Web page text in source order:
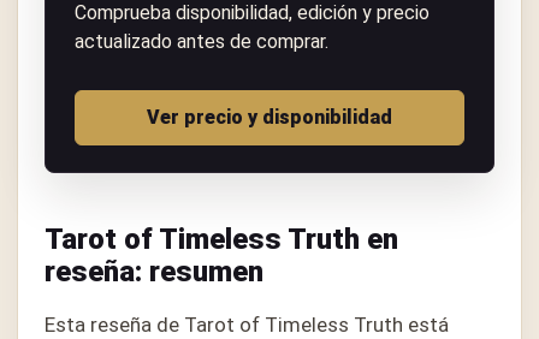
Comprueba disponibilidad, edición y precio
actualizado antes de comprar.
Ver precio y disponibilidad
Tarot of Timeless Truth en
reseña: resumen
Esta reseña de Tarot of Timeless Truth está